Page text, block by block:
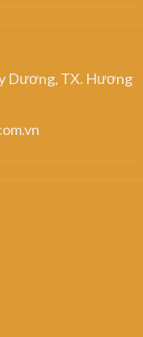
Dương, TX. Hương